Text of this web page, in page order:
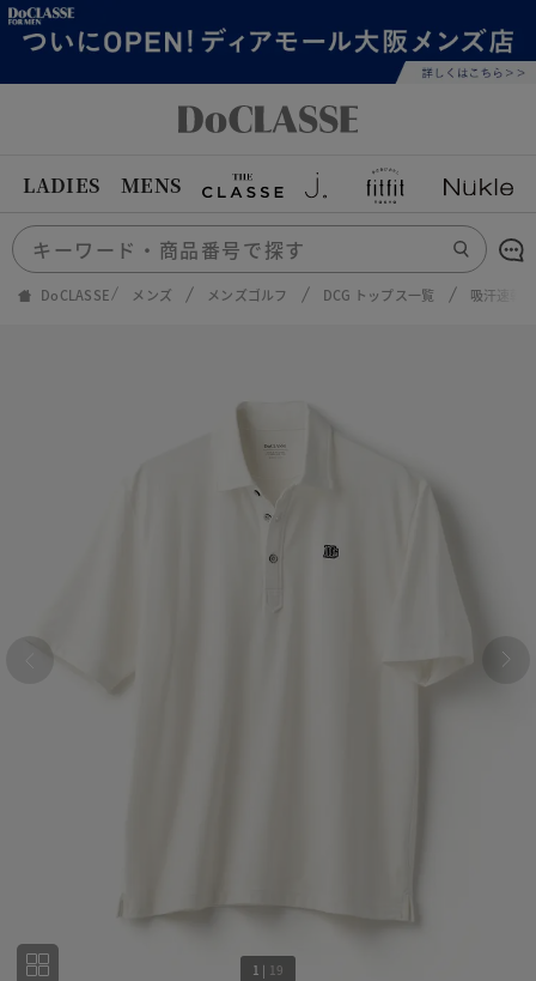
LADIES MENS
DoCLASSE メンズ メンズゴルフ DCG トップス一覧 吸汗速乾
1 | 19